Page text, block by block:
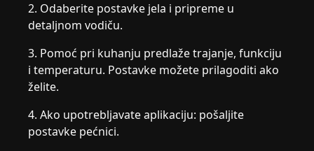
2. Odaberite postavke jela i pripreme u
detaljnom vodiču.
3. Pomoć pri kuhanju predlaže trajanje, funkciju
i temperaturu. Postavke možete prilagoditi ako
želite.
4. Ako upotrebljavate aplikaciju: pošaljite
postavke pećnici.